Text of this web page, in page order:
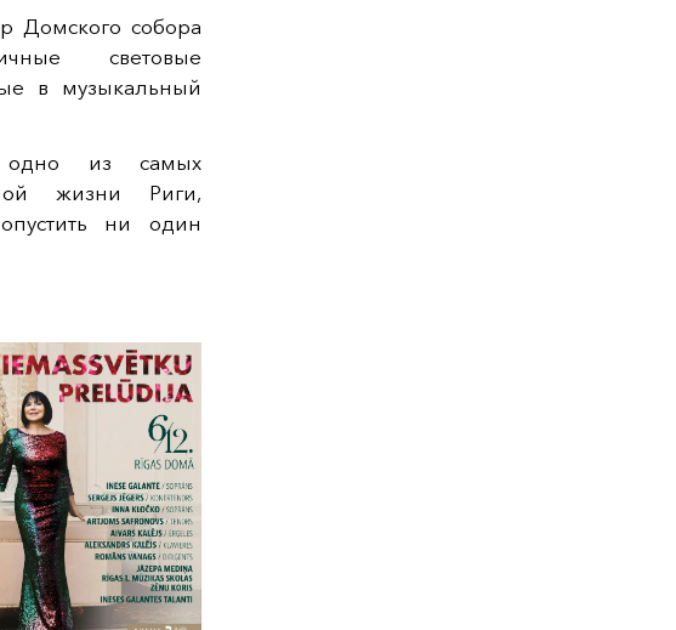
Домского собора
световые
в музыкальный
одно из самых
жизни Риги,
ни один